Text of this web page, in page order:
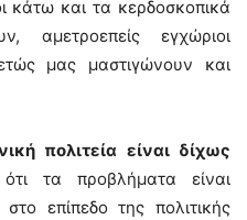
κάτω και τα κερδοσκοπικά
αμετροεπείς εγχώριοι
μας μαστιγώνουν και
πολιτεία είναι δίχως
τα προβλήματα είναι
επίπεδο της πολιτικής